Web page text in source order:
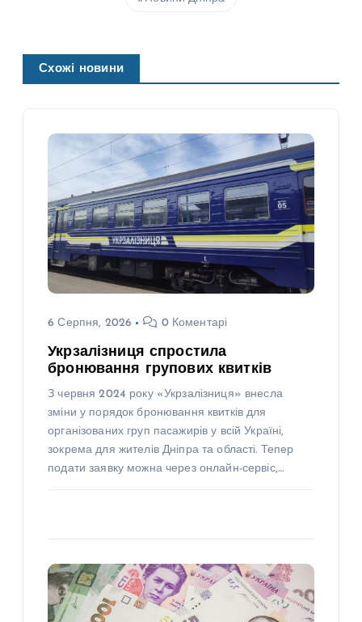
Схожі новини
6 Серпня, 2026 0 Коментарі
Укрзалізниця спростила
бронювання групових квитків
З червня 2024 року «Укрзалізниця» внесла
зміни у порядок бронювання квитків для
організованих груп пасажирів у всій Україні,
зокрема для жителів Дніпра та області. Тепер
подати заявку можна через онлайн-сервіс,…